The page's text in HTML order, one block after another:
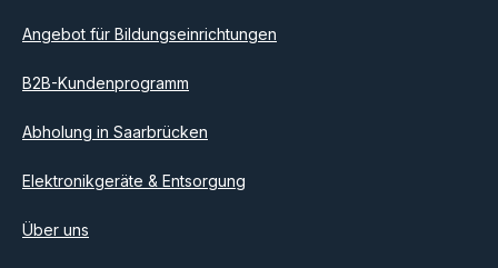
Angebot für Bildungseinrichtungen
B2B-Kundenprogramm
Abholung in Saarbrücken
Elektronikgeräte & Entsorgung
Über uns